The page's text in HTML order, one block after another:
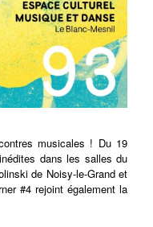
musicales ! Du 19
dans les salles du
de Noisy-le-Grand et
#4 rejoint également la